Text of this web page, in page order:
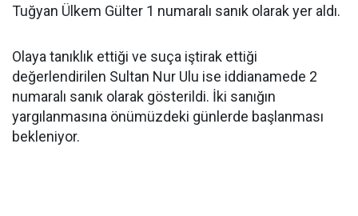
Tuğyan Ülkem Gülter 1 numaralı sanık olarak yer aldı.
Olaya tanıklık ettiği ve suça iştirak ettiği
değerlendirilen Sultan Nur Ulu ise iddianamede 2
numaralı sanık olarak gösterildi. İki sanığın
yargılanmasına önümüzdeki günlerde başlanması
bekleniyor.